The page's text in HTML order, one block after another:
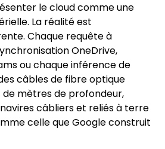
le cloud comme une
La réalité est
Chaque requête à
OneDrive,
ou chaque inférence de
câbles de fibre optique
de mètres de profondeur,
câbliers et reliés à terre
celle que Google construit